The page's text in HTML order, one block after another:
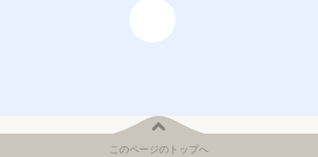
このページのトップへ